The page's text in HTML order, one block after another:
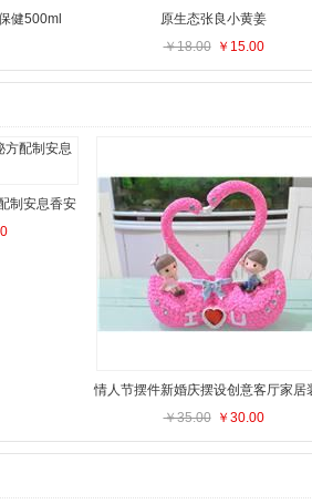
健500ml
原生态张良小黄姜
￥18.00
￥15.00
制安息香安
情人节摆件新婚庆摆设创意客厅家居
品实用工艺品
￥35.00 ￥30.00